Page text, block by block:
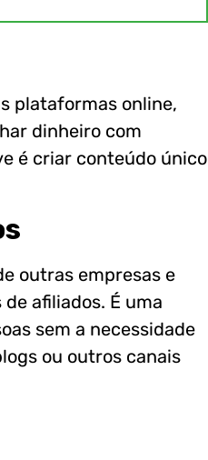
plataformas online,
dinheiro com
é criar conteúdo único
outras empresas e
afiliados. É uma
sem a necessidade
ou outros canais